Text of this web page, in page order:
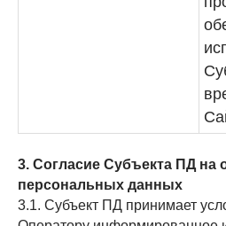
3. Согласие Субъекта ПД на
персональных данных
3.1. Субъект ПД принимает